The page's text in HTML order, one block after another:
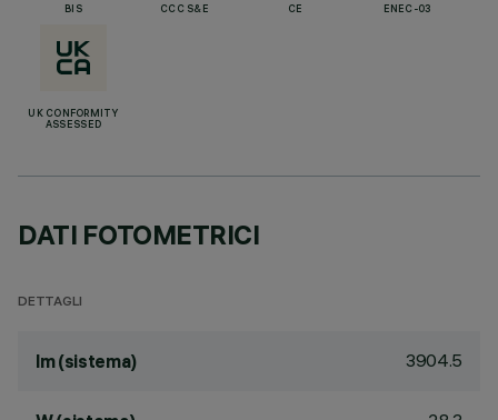
BIS CCC S&E CE ENEC-03
UK CONFORMITY
ASSESSED
DATI FOTOMETRICI
DETTAGLI
lm (sistema) 3904.5